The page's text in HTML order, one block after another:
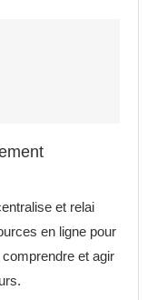
et relai
en ligne pour
et agir